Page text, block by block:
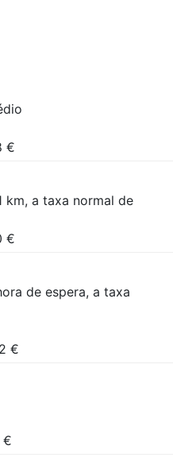
€
km, a taxa normal de
€
de espera, a taxa
€
€